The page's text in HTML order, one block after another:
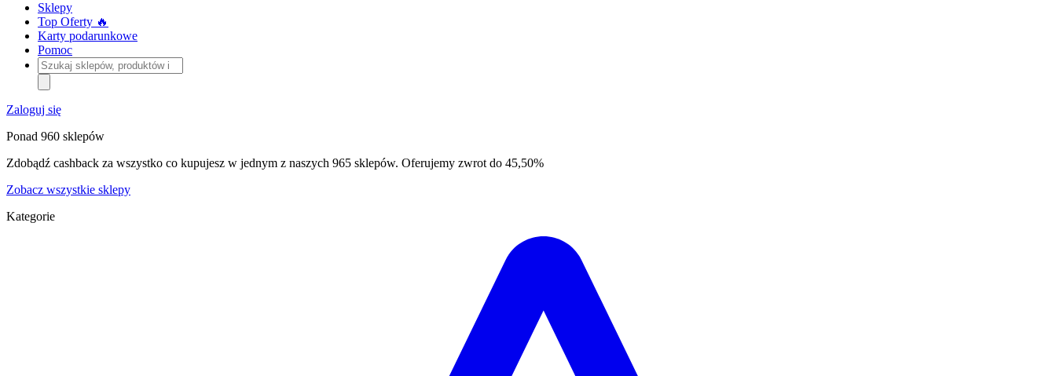
Sklepy
Top Oferty 🔥
Karty podarunkowe
Pomoc
Szukaj
sklepów,
produktów
i
kategorii
Zaloguj się
Ponad 960 sklepów
Zdobądź cashback za wszystko co kupujesz w jednym z naszych 965 sklepów. Oferujemy zwrot do 45,50%
Zobacz wszystkie sklepy
Kategorie